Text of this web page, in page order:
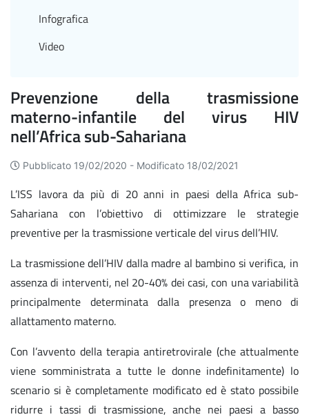
Prevenzione della trasmissione
materno-infantile del virus HIV
nell’Africa sub-Sahariana
Pubblicato 19/02/2020 - Modificato 18/02/2021
L’ISS lavora da più di 20 anni in paesi della Africa sub-
Sahariana con l’obiettivo di ottimizzare le strategie
preventive per la trasmissione verticale del virus dell’HIV.
La trasmissione dell’HIV dalla madre al bambino si verifica, in
assenza di interventi, nel 20-40% dei casi, con una variabilità
principalmente determinata dalla presenza o meno di
allattamento materno.
Con l’avvento della terapia antiretrovirale (che attualmente
viene somministrata a tutte le donne indefinitamente) lo
scenario si è completamente modificato ed è stato possibile
ridurre i tassi di trasmissione, anche nei paesi a basso
Infografica
Video